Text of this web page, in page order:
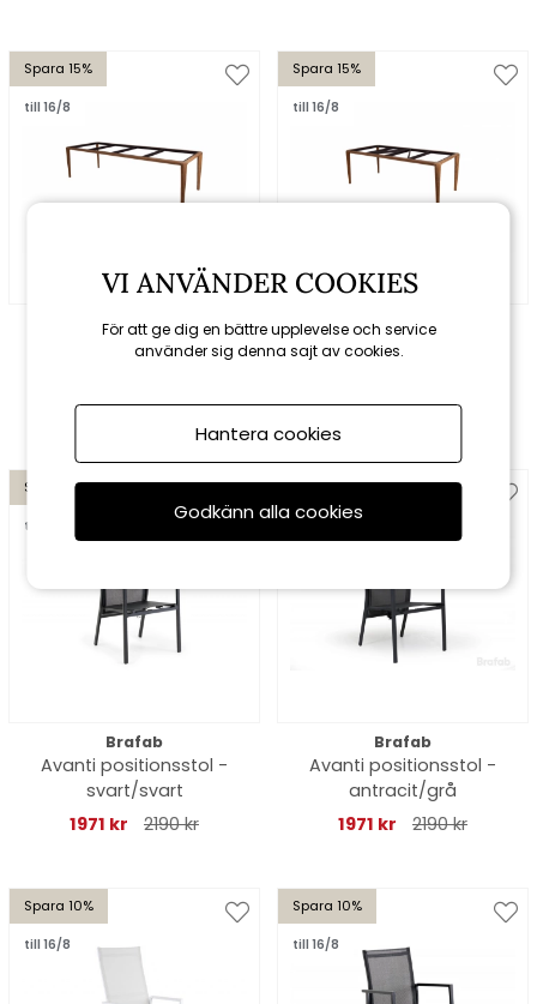
Spara 15%
till 16/8
Cane-line
Aspect
30260 kr 35600 kr
Spara 15%
till 16/8
Cane-line
Aspect
25755 kr 30300 kr
Spara 10%
till 16/8
Brafab
Avanti positionsstol -
svart/svart
1971 kr
2190 kr
Spara 10%
Brafab
Avanti positionsstol -
antracit/grå
1971 kr
2190 kr
Spara 10%
till 16/8
Spara 10%
till 16/8
VI ANVÄNDER COOKIES
För att ge dig en bättre upplevelse och service
använder sig denna sajt av cookies.
Hantera cookies
Godkänn alla cookies